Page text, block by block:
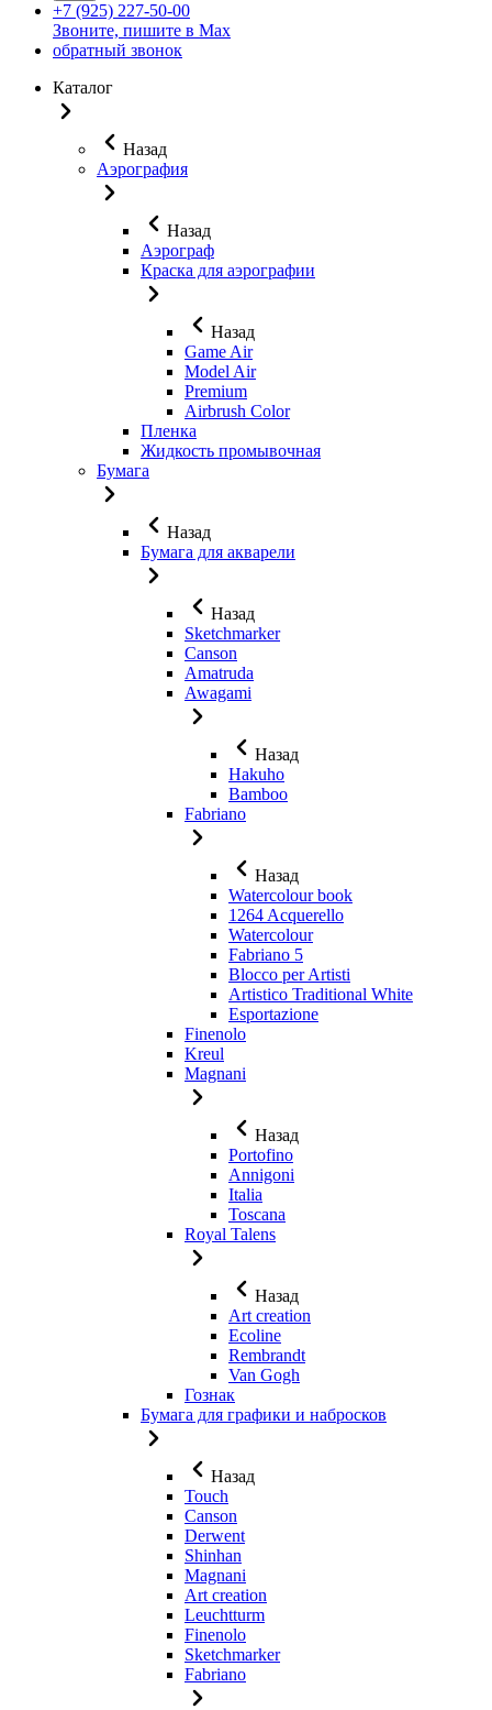
+7 (925) 227-50-00
Звоните, пишите в Max
обратный звонок
Каталог
Назад
Аэрография
Назад
Аэрограф
Краска для аэрографии
Назад
Game Air
Model Air
Premium
Airbrush Color
Пленка
Жидкость промывочная
Бумага
Назад
Бумага для акварели
Назад
Sketchmarker
Canson
Amatruda
Awagami
Назад
Hakuho
Bamboo
Fabriano
Назад
Watercolour book
1264 Acquerello
Watercolour
Fabriano 5
Blocco per Artisti
Artistico Traditional White
Esportazione
Finenolo
Kreul
Magnani
Назад
Portofino
Annigoni
Italia
Toscana
Royal Talens
Назад
Art creation
Ecoline
Rembrandt
Van Gogh
Гознак
Бумага для графики и набросков
Назад
Touch
Canson
Derwent
Shinhan
Magnani
Art creation
Leuchtturm
Finenolo
Sketchmarker
Fabriano